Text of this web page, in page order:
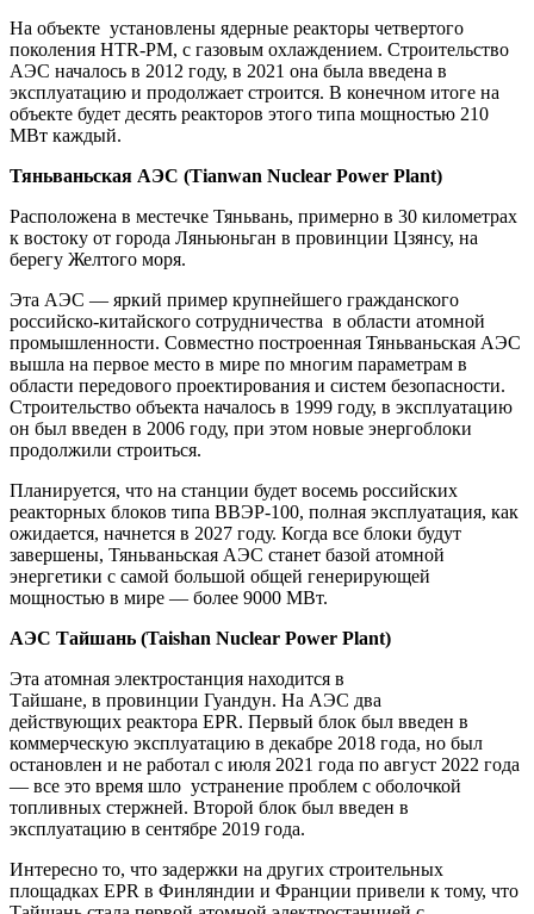
На объекте установлены ядерные реакторы четвертого
поколения HTR-PM, с газовым охлаждением. Строительство
АЭС началось в 2012 году, в 2021 она была введена в
эксплуатацию и продолжает строится. В конечном итоге на
объекте будет десять реакторов этого типа мощностью 210
МВт каждый.
Тяньваньская АЭС (Tianwan Nuclear Power Plant)
Расположена в местечке Тяньвань, примерно в 30 километрах
к востоку от города Ляньюньган в провинции Цзянсу, на
берегу Желтого моря.
Эта АЭС — яркий пример крупнейшего гражданского
российско-китайского сотрудничества в области атомной
промышленности. Совместно построенная Тяньваньская АЭС
вышла на первое место в мире по многим параметрам в
области передового проектирования и систем безопасности.
Строительство объекта началось в 1999 году, в эксплуатацию
он был введен в 2006 году, при этом новые энергоблоки
продолжили строиться.
Планируется, что на станции будет восемь российских
реакторных блоков типа ВВЭР-100, полная эксплуатация, как
ожидается, начнется в 2027 году. Когда все блоки будут
завершены, Тяньваньская АЭС станет базой атомной
энергетики с самой большой общей генерирующей
мощностью в мире — более 9000 МВт.
АЭС Тайшань (Taishan Nuclear Power Plant)
Эта атомная электростанция находится в
Тайшане, в провинции Гуандун. На АЭС два
действующих реактора EPR. Первый блок был введен в
коммерческую эксплуатацию в декабре 2018 года, но был
остановлен и не работал с июля 2021 года по август 2022 года
— все это время шло устранение проблем с оболочкой
топливных стержней. Второй блок был введен в
эксплуатацию в сентябре 2019 года.
Интересно то, что задержки на других строительных
площадках EPR в Финляндии и Франции привели к тому, что